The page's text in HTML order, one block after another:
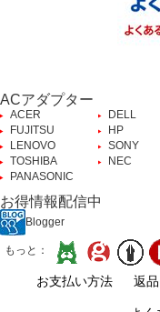
ACアダプター
ACER
DELL
FUJITSU
HP
LENOVO
SONY
TOSHIBA
NEC
PANASONIC
お得情報配信中
Blogger
もっと：
お支払い方法 返